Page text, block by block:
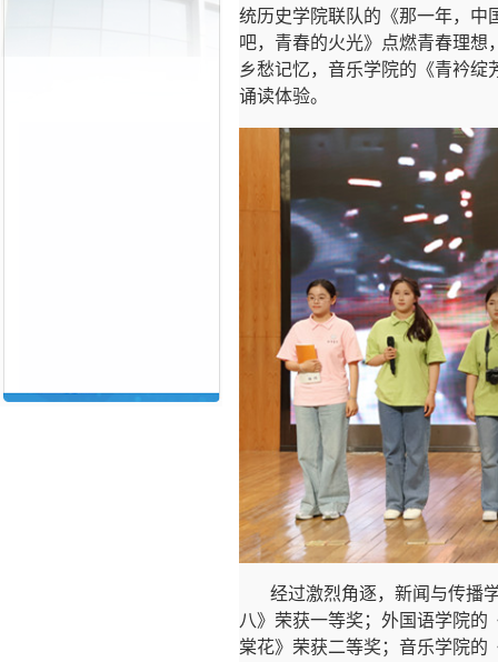
统历史学院联队的《那一年，中
吧，青春的火光》点燃青春理想
乡愁记忆，音乐学院的《青衿
诵读体验。
经过激烈角逐，新闻与传播
八》荣获一等奖；外国语学院
棠花》荣获二等奖；音乐学院的